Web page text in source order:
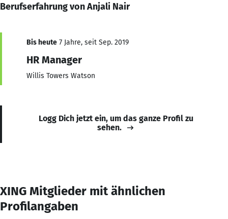
Berufserfahrung von Anjali Nair
Bis heute 7 Jahre, seit Sep. 2019
HR Manager
Willis Towers Watson
Logg Dich jetzt ein, um das ganze Profil zu
sehen.
XING Mitglieder mit ähnlichen
Profilangaben